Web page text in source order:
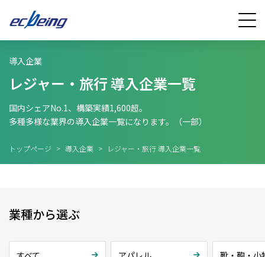
導入企業
レジャー・旅行 導入企業一覧
国内シェアNo.1、構築実績1,600超。
多種多様な業界の導入企業一覧になります。（一部）
トップページ > 導入企業 > レジャー・旅行 導入企業一覧
業種から選ぶ